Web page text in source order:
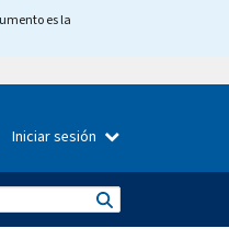
es la
Iniciar sesión